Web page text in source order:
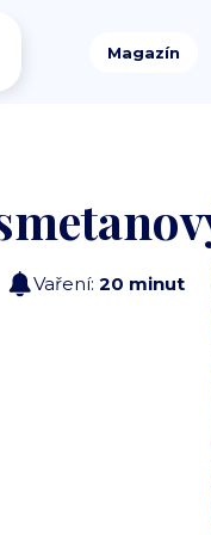
Magazín
Vaření: 20 minut